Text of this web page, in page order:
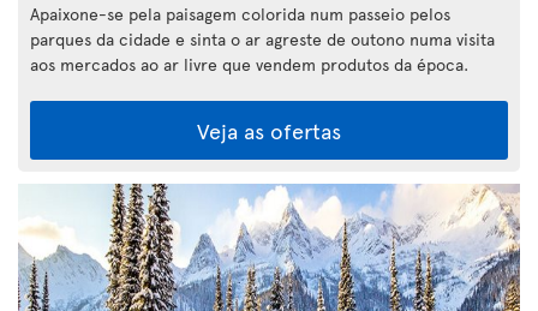
Apaixone-se pela paisagem colorida num passeio pelos
parques da cidade e sinta o ar agreste de outono numa visita
aos mercados ao ar livre que vendem produtos da época.
Veja as ofertas